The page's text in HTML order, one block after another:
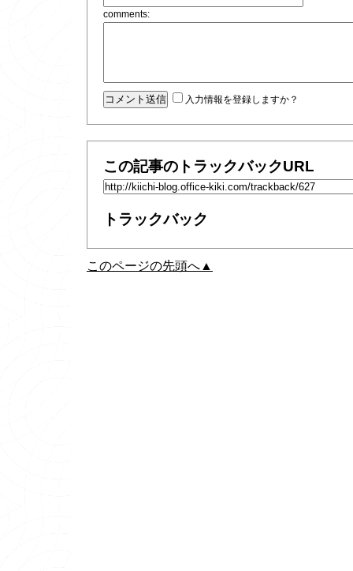
comments:
入力情報を登録しますか？
この記事のトラックバックURL
トラックバック
このページの先頭へ▲